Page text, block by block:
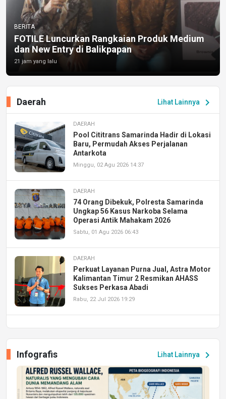
BERITA
FOTILE Luncurkan Rangkaian Produk Medium
dan New Entry di Balikpapan
21 jam yang lalu
Lihat Lainnya chevron_right
Daerah
DAERAH
Pool Cititrans Samarinda Hadir di Lokasi
Baru, Permudah Akses Perjalanan
Antarkota
Minggu, 02 Agu 2026 14:37
DAERAH
74 Orang Dibekuk, Polresta Samarinda
Ungkap 56 Kasus Narkoba Selama
Operasi Antik Mahakam 2026
Sabtu, 01 Agu 2026 06:43
DAERAH
Perkuat Layanan Purna Jual, Astra Motor
Kalimantan Timur 2 Resmikan AHASS
Sukses Perkasa Abadi
Rabu, 22 Jul 2026 19:29
Peluang Kerja dan Magang
Jumat, 17 Jul 2026 22:30
DAERAH
Lihat Lainnya chevron_right
Infografis